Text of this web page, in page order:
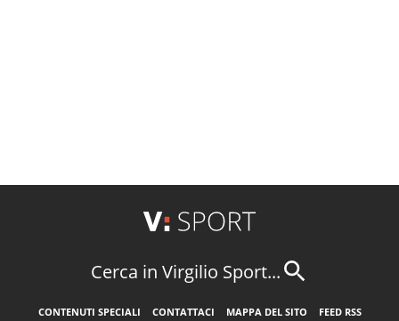
Cerca in Virgilio Sport...
CONTENUTI SPECIALI CONTATTACI MAPPA DEL SITO
FEED RSS